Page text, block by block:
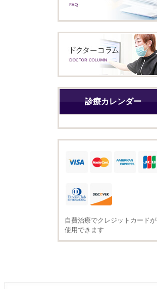
診療カレンダー
自費治療でクレジットカードが
使用できます